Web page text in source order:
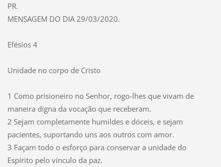
PR.
MENSAGEM DO DIA 29/03/2020.
Efésios 4
Unidade no corpo de Cristo
1 Como prisioneiro no Senhor, rogo-lhes que vivam de
maneira digna da vocação que receberam.
2 Sejam completamente humildes e dóceis, e sejam
pacientes, suportando uns aos outros com amor.
3 Façam todo o esforço para conservar a unidade do
Espírito pelo vínculo da paz.